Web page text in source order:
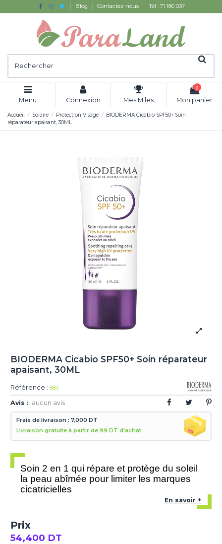
Blog Contactez-nous Tél : 71 180 037
Menu Connexion Mes Miles
0
Mon panier
Accueil Solaire Protection Visage
BIODERMA Cicabio SPF50+ Soin
réparateur apaisant, 30ML
BIODERMA Cicabio SPF50+ Soin réparateur
apaisant, 30ML
Référence : 883
Avis : aucun avis
Frais de livraison : 7,000 DT
Livraison gratuite à partir de 99 DT d'achat
Soin 2 en 1 qui répare et protège du soleil
la peau abîmée pour limiter les marques
cicatricielles
En savoir +
Prix
54,400 DT